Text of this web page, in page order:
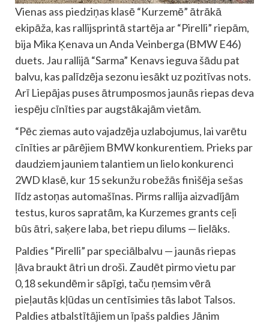
Vienas ass piedziņas klasē “Kurzemē” ātrākā
ekipāža, kas rallijsprintā startēja ar “Pirelli” riepām,
bija Mika Ķenava un Anda Veinberga (BMW E46)
duets. Jau rallijā “Sarma” Kenavs ieguva šādu pat
balvu, kas palīdzēja sezonu iesākt uz pozitīvas nots.
Arī Liepājas puses ātrumposmos jaunās riepas deva
iespēju cīnīties par augstākajām vietām.
“Pēc ziemas auto vajadzēja uzlabojumus, lai varētu
cīnīties ar pārējiem BMW konkurentiem. Prieks par
daudziem jauniem talantiem un lielo konkurenci
2WD klasē, kur 15 sekunžu robežās finišēja sešas
līdz astoņas automašīnas. Pirms rallija aizvadījām
testus, kuros sapratām, ka Kurzemes grants ceļi
būs ātri, saķere laba, bet riepu dilums — lielāks.
Paldies “Pirelli” par speciālbalvu — jaunās riepas
ļāva braukt ātri un droši. Zaudēt pirmo vietu par
0,18 sekundēm ir sāpīgi, taču ņemsim vērā
pieļautās kļūdas un centīsimies tās labot Talsos.
Paldies atbalstītājiem un īpašs paldies Jānim